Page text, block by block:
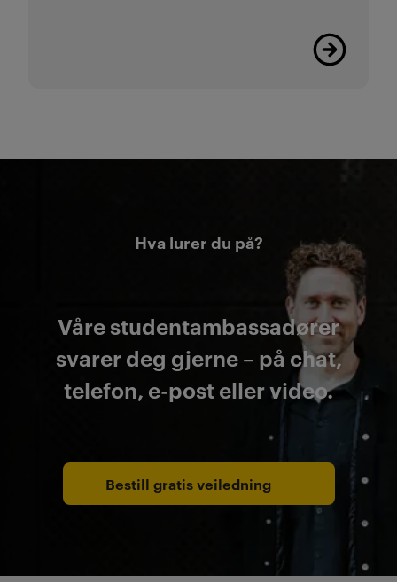
Les mer
Hva lurer du på?
Våre studentambassadører
svarer deg gjerne – på chat,
telefon, e-post eller video.
Bestill gratis veiledning